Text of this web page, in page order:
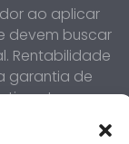
ao aplicar
devem buscar
Rentabilidade
garantia de
nos
sujeitos a
investidores